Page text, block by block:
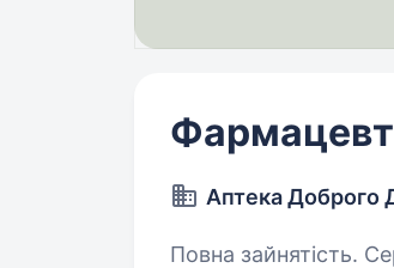
Фармацевт
Аптека Доброго
Повна зайнятість. Середня